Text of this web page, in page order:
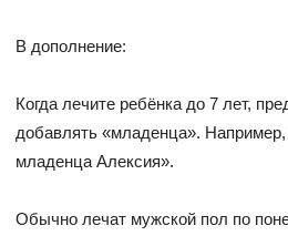
В дополнение:
Когда лечите ребёнка до 7 лет,
добавлять «младенца».
младенца Алексия».
Обычно лечат мужской пол по